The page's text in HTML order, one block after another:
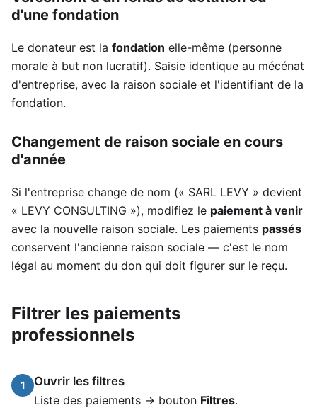
d'une fondation
Le donateur est la fondation elle-même (personne
morale à but non lucratif). Saisie identique au mécénat
d'entreprise, avec la raison sociale et l'identifiant de la
fondation.
Changement de raison sociale en cours
d'année
Si l'entreprise change de nom (« SARL LEVY » devient
« LEVY CONSULTING »), modifiez le paiement à venir
avec la nouvelle raison sociale. Les paiements passés
conservent l'ancienne raison sociale — c'est le nom
légal au moment du don qui doit figurer sur le reçu.
Filtrer les paiements
professionnels
1
Ouvrir les filtres
Liste des paiements → bouton Filtres.